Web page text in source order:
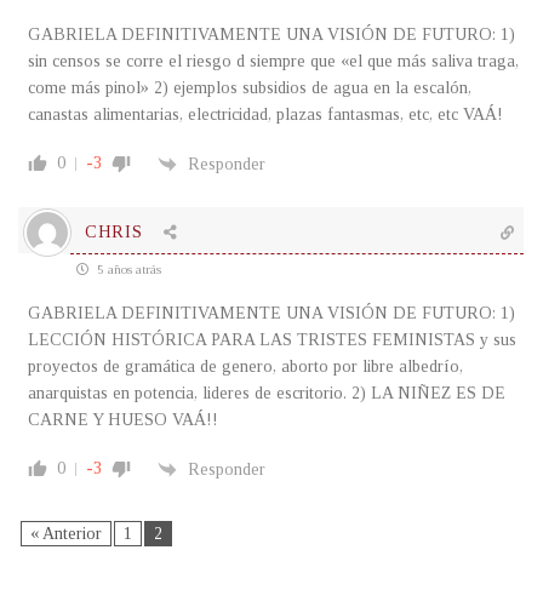
GABRIELA DEFINITIVAMENTE UNA VISIÓN DE FUTURO: 1)
sin censos se corre el riesgo d siempre que «el que más saliva traga,
come más pinol» 2) ejemplos subsidios de agua en la escalón,
canastas alimentarias, electricidad, plazas fantasmas, etc, etc VAÁ!
0 -3 Responder
CHRIS
5 años atrás
GABRIELA DEFINITIVAMENTE UNA VISIÓN DE FUTURO: 1)
LECCIÓN HISTÓRICA PARA LAS TRISTES FEMINISTAS y sus
proyectos de gramática de genero, aborto por libre albedrío,
anarquistas en potencia, lideres de escritorio. 2) LA NIÑEZ ES DE
CARNE Y HUESO VAÁ!!
0 -3 Responder
« Anterior 1 2